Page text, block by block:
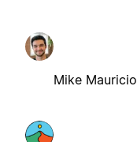
Mike Mauricio